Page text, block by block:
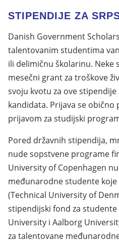
STIPENDIJE ZA
Danish Government
talentovanim studentima
ili delimičnu školarinu. Neke
mesečni grant za troškove
svoju kvotu za ove stipendije
kandidata. Prijava se obično
prijavom za studijski
Pored državnih stipendija,
nude sopstvene programe
University of Copenhagen
međunarodne studente
(Technical University of
stipendijski fond za studente
University i Aalborg
za talentovane